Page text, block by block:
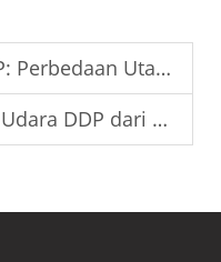
Utama dalam Pengiriman Global
Amerika Serikat: Biaya dan Waktu Transit